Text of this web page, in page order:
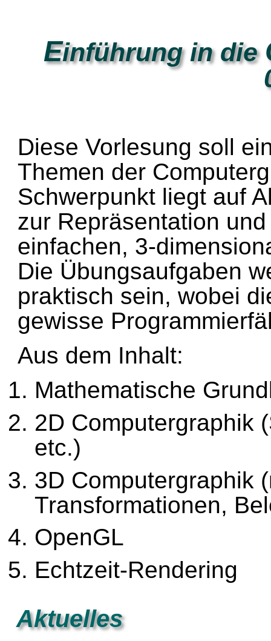
Einführung in die
Diese Vorlesung soll
Themen der
Schwerpunkt liegt auf
zur Repräsentation
einfachen, 3-
Die Übungsaufgaben
praktisch sein, wobei
gewisse
Aus dem Inhalt:
Mathematische
2D Computergraphik
etc.)
3D Computergraphik
Transformationen,
OpenGL
Echtzeit-Rendering
Aktuelles